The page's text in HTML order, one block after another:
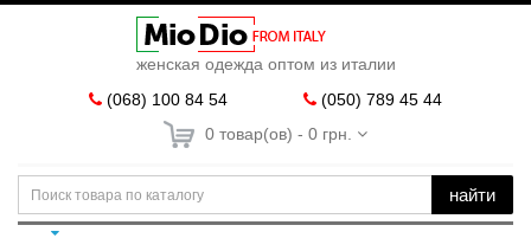
женская одежда оптом из италии
(068) 100 84 54
(050) 789 45 44
0 товар(ов) - 0 грн.
найти